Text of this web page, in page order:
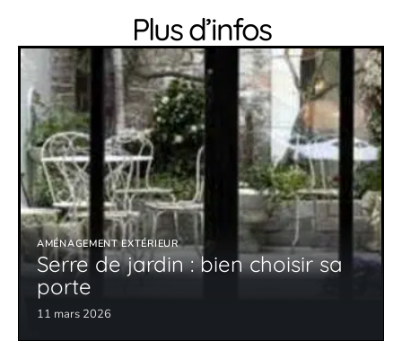
Plus d’infos
AMÉNAGEMENT EXTÉRIEUR
Serre de jardin : bien choisir sa
porte
11 mars 2026